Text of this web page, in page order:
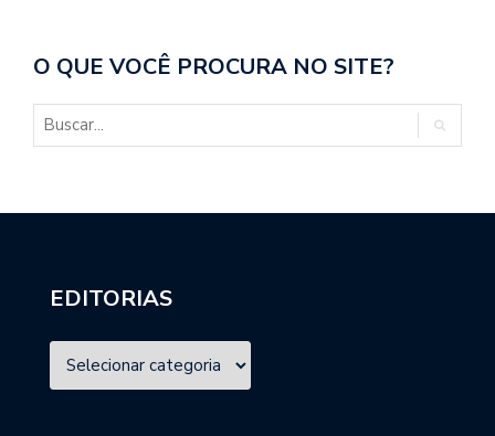
O QUE VOCÊ PROCURA NO SITE?
EDITORIAS